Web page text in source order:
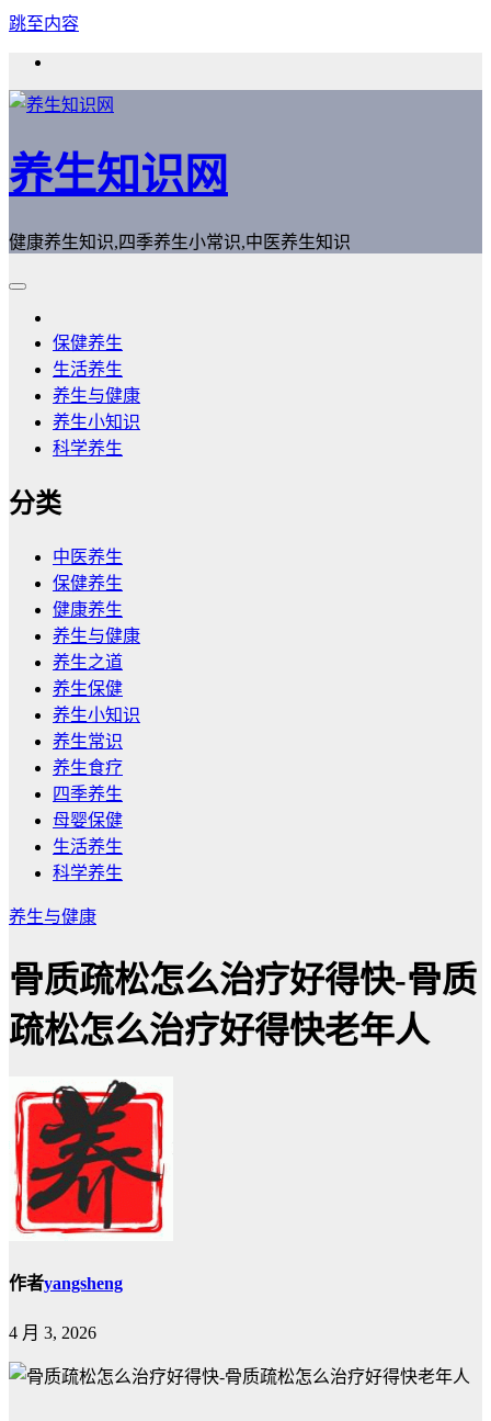
跳至内容
养生知识网
健康养生知识,四季养生小常识,中医养生知识
保健养生
生活养生
养生与健康
养生小知识
科学养生
分类
中医养生
保健养生
健康养生
养生与健康
养生之道
养生保健
养生小知识
养生常识
养生食疗
四季养生
母婴保健
生活养生
科学养生
养生与健康
骨质疏松怎么治疗好得快-骨质
疏松怎么治疗好得快老年人
作者yangsheng
4 月 3, 2026